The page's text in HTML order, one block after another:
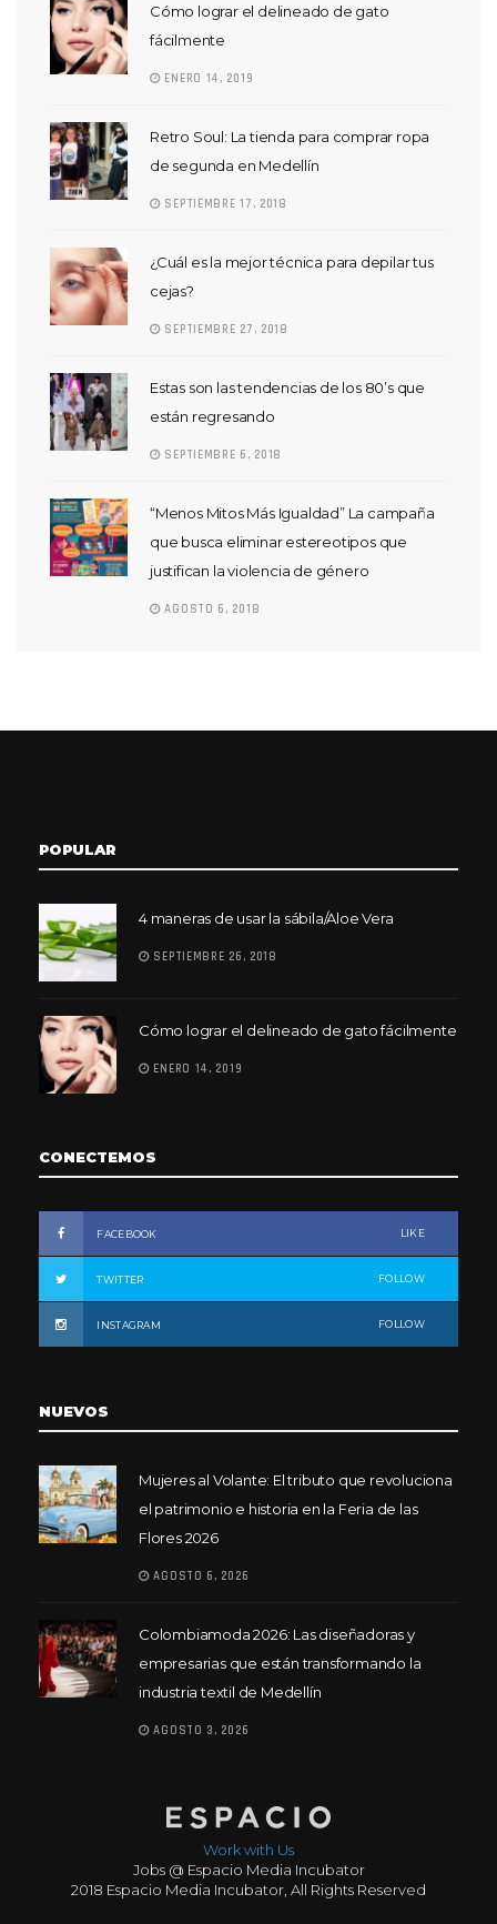
Cómo lograr el delineado de gato
fácilmente
ENERO 14, 2019
Retro Soul: La tienda para comprar ropa
de segunda en Medellín
SEPTIEMBRE 17, 2018
¿Cuál es la mejor técnica para depilar tus
cejas?
SEPTIEMBRE 27, 2018
Estas son las tendencias de los 80’s que
están regresando
SEPTIEMBRE 6, 2018
“Menos Mitos Más Igualdad” La campaña
que busca eliminar estereotipos que
justifican la violencia de género
AGOSTO 6, 2018
POPULAR
4 maneras de usar la sábila/Aloe Vera
SEPTIEMBRE 26, 2018
Cómo lograr el delineado de gato fácilmente
ENERO 14, 2019
CONECTEMOS
FACEBOOK LIKE
TWITTER FOLLOW
INSTAGRAM FOLLOW
NUEVOS
Mujeres al Volante: El tributo que revoluciona
el patrimonio e historia en la Feria de las
Flores 2026
AGOSTO 6, 2026
Colombiamoda 2026: Las diseñadoras y
empresarias que están transformando la
industria textil de Medellín
AGOSTO 3, 2026
Work with Us
Jobs @ Espacio Media Incubator
2018 Espacio Media Incubator, All Rights Reserved